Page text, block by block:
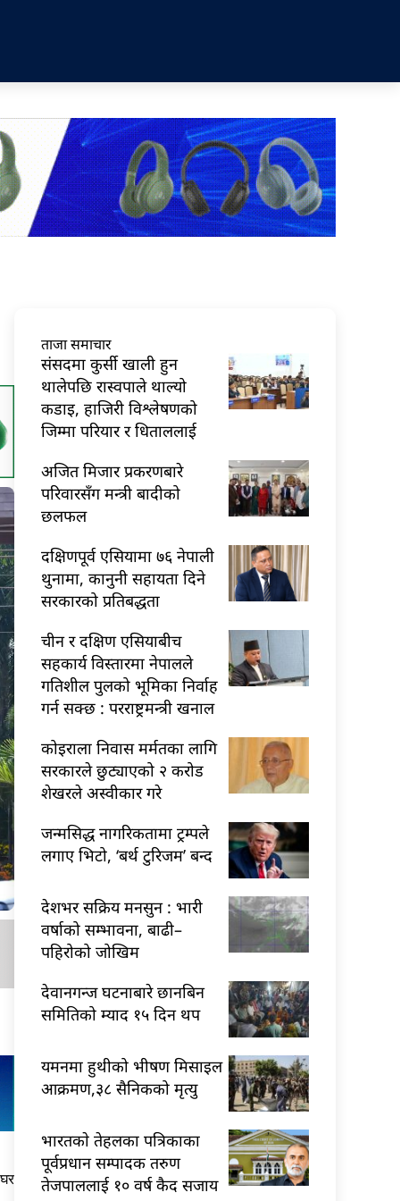
ताजा समाचार
संसदमा कुर्सी खाली हुन
थालेपछि रास्वपाले थाल्यो
कडाइ, हाजिरी विश्लेषणको
जिम्मा परियार र धिताललाई
अजित मिजार प्रकरणबारे
परिवारसँग मन्त्री बादीको
छलफल
दक्षिणपूर्व एसियामा ७६ नेपाली
थुनामा, कानुनी सहायता दिने
सरकारको प्रतिबद्धता
चीन र दक्षिण एसियाबीच
सहकार्य विस्तारमा नेपालले
गतिशील पुलको भूमिका निर्वाह
गर्न सक्छ : परराष्ट्रमन्त्री खनाल
कोइराला निवास मर्मतका लागि
सरकारले छुट्याएको २ करोड
शेखरले अस्वीकार गरे
जन्मसिद्ध नागरिकतामा ट्रम्पले
लगाए भिटो, ‘बर्थ टुरिजम’ बन्द
देशभर सक्रिय मनसुन : भारी
वर्षाको सम्भावना, बाढी–
पहिरोको जोखिम
देवानगन्ज घटनाबारे छानबिन
समितिको म्याद १५ दिन थप
यमनमा हुथीको भीषण मिसाइल
आक्रमण,३८ सैनिकको मृत्यु
भारतकाे तेहलका पत्रिकाका
पूर्वप्रधान सम्पादक तरुण
तेजपाललाई १० वर्ष कैद सजाय